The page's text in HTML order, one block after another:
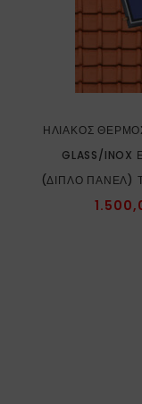
ΗΛΙΑΚΌΣ
GLASS/INOX
(ΔΙΠΛΌ ΠΆΝΕΛ)